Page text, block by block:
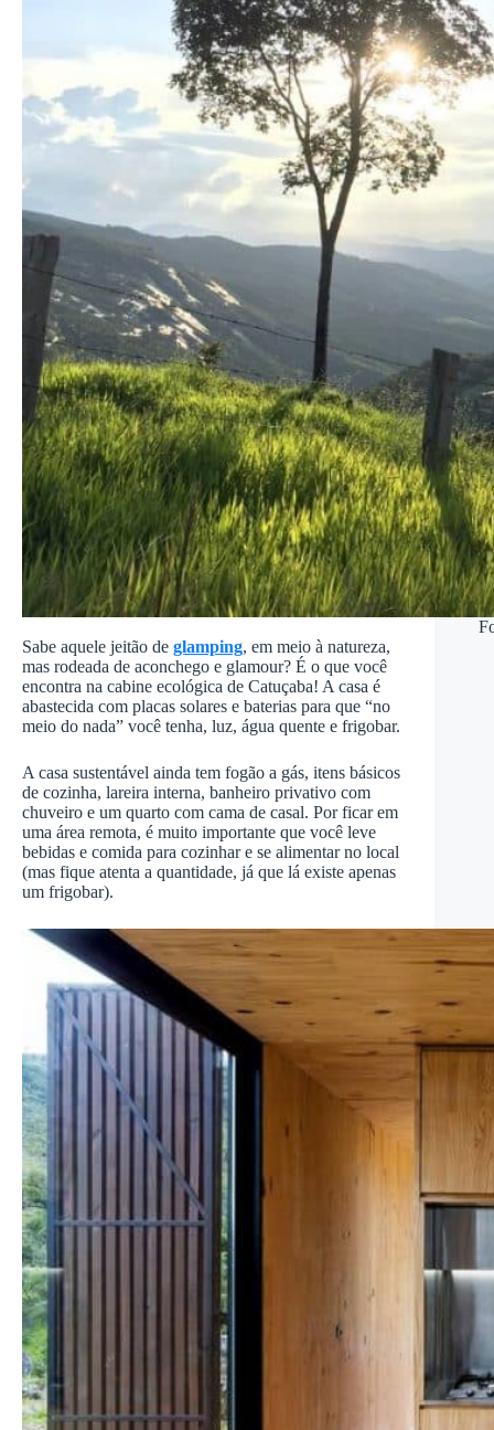
Sabe aquele jeitão de glamping, em meio à natureza,
mas rodeada de aconchego e glamour? É o que você
encontra na cabine ecológica de Catuçaba! A casa é
abastecida com placas solares e baterias para que “no
meio do nada” você tenha, luz, água quente e frigobar.
A casa sustentável ainda tem fogão a gás, itens básicos
de cozinha, lareira interna, banheiro privativo com
chuveiro e um quarto com cama de casal. Por ficar em
uma área remota, é muito importante que você leve
bebidas e comida para cozinhar e se alimentar no local
(mas fique atenta a quantidade, já que lá existe apenas
um frigobar).